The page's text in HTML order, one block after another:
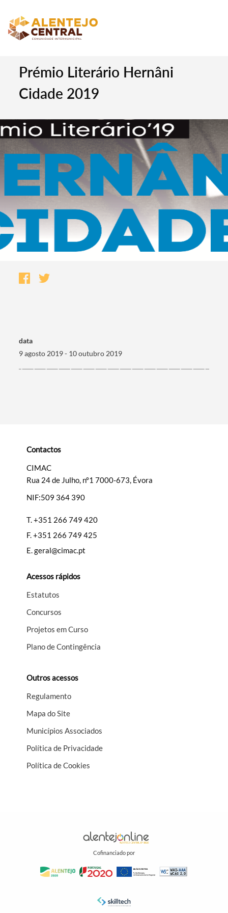
Categorias gerais
Prémio Literário Hernâni
Cidade 2019
data
9 agosto 2019 - 10 outubro 2019
Contactos
CIMAC
Rua 24 de Julho, nº1 7000-673, Évora
NIF:509 364 390
T.+351 266 749 420
F.+351 266 749 425
E.geral@cimac.pt
Acessos rápidos
Estatutos
Concursos
Projetos em Curso
Plano de Contingência
Outros acessos
Regulamento
Mapa do Site
Municípios Associados
Política de Privacidade
Política de Cookies
Cofinanciado por